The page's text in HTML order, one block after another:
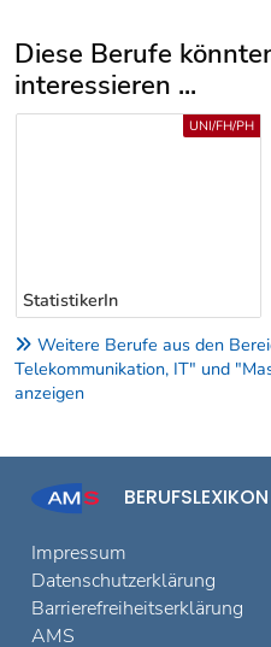
Diese Berufe
interessieren ...
Uber weitere Berufsvorschläge
StatistikerIn
UNI/FH/PH
Weitere Berufe aus den
Telekommunikation, IT" und
anzeigen
BERUFSLEXIKON
Impressum
Datenschutzerklärung
Barrierefreiheitserklärung
AMS